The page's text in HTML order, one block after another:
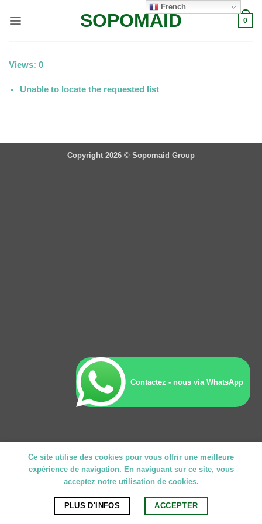
SOPOMAID 0
Views: 0
Unable to locate the requested list
Copyright 2026 © Sopomaid Group
French
Ce site utilise des cookies pour vous offrir une meilleure
expérience de navigation. En naviguant sur ce site, vous
acceptez notre utilisation de cookies.
PLUS D'INFOS ACCEPTER
Contactez - nous via WhatsApp